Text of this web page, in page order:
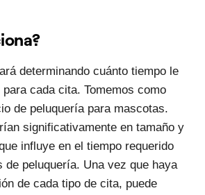
determinando cuánto tiempo le
cada cita. Tomemos como
de peluquería para mascotas.
significativamente en tamaño y
influye en el tiempo requerido
de peluquería. Una vez que haya
de cada tipo de cita, puede